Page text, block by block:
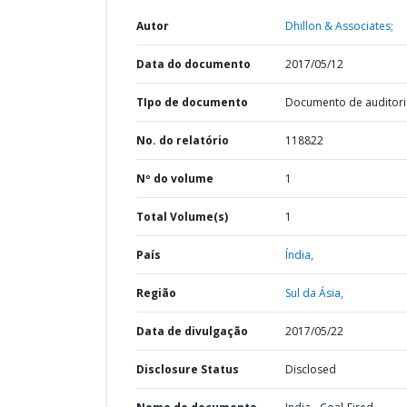
Autor Dhillon & Associates;
Data do documento 2017/05/12
TIpo de documento Documento de
No. do relatório 118822
Nº do volume 1
Total Volume(s) 1
País Índia,
Região Sul da Ásia,
Data de divulgação 2017/05/22
Disclosure Status Disclosed